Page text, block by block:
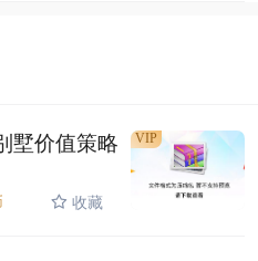
墅价值策略
收藏
VIP